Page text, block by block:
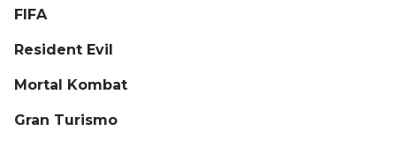
FIFA
Resident Evil
Mortal Kombat
Gran Turismo